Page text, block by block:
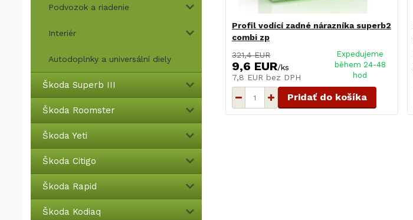
Podvozok a riadenie
Interiér
Autodoplnky a universální diely
Škoda Superb III
Škoda Roomster
Škoda Yeti
Škoda Citigo
Škoda Rapid
Škoda Kodiaq
Profil vodící zadné nárazníka superb2
combi zp
321,4 EUR
9,6 EUR/ks
7,8 EUR bez DPH
Expedujeme
během 24-48
hod
Pridať do košíka